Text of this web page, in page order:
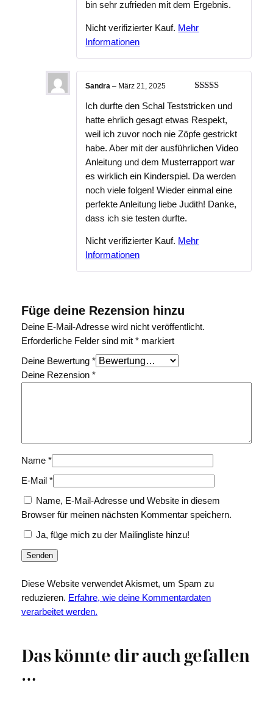
bin sehr zufrieden mit dem Ergebnis.
Nicht verifizierter Kauf. Mehr
Informationen
mit5von 5
Sandra– März 21, 2025
Ich durfte den Schal Teststricken und
hatte ehrlich gesagt etwas Respekt,
weil ich zuvor noch nie Zöpfe gestrickt
habe. Aber mit der ausführlichen Video
Anleitung und dem Musterrapport war
es wirklich ein Kinderspiel. Da werden
noch viele folgen! Wieder einmal eine
perfekte Anleitung liebe Judith! Danke,
dass ich sie testen durfte.
Nicht verifizierter Kauf. Mehr
Informationen
Füge deine Rezension hinzu
Deine E-Mail-Adresse wird nicht veröffentlicht.
Erforderliche Felder sind mit *markiert
Deine Bewertung *
Deine Rezension *
Name *
E-Mail *
Name, E-Mail-Adresse und Website in diesem
Browser für meinen nächsten Kommentar speichern.
Ja, füge mich zu der Mailingliste hinzu!
Diese Website verwendet Akismet, um Spam zu
reduzieren. Erfahre, wie deine Kommentardaten
verarbeitet werden.
Das könnte dir auch gefallen
…